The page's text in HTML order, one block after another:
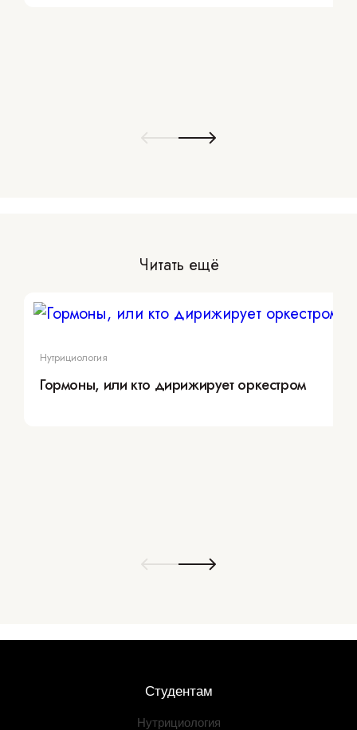
Читать ещё
Нутрициология
Гормоны, или кто дирижирует оркестром
Студентам
Нутрициология